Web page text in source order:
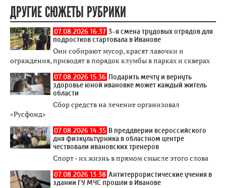
ДРУГИЕ СЮЖЕТЫ РУБРИКИ
07.08.2026 16:37 3-я смена трудовых отрядов для
подростков стартовала в Иванове
Они собирают мусор, красят лавочки и
ограждения, приводят в порядок клумбы в парках и скверах
07.08.2026 15:36 Подарить мечту и вернуть
здоровье юной ивановке может каждый житель
области
Сбор средств на лечение организовал
«Русфонд»
07.08.2026 14:35 В преддверии всероссийского
дня физкультурника в областном центре
чествовали ивановских тренеров
Спорт - их жизнь в прямом смысле этого слова
07.08.2026 13:38 Антитеррористические учения в
здании ГУ МЧС прошли в Иванове